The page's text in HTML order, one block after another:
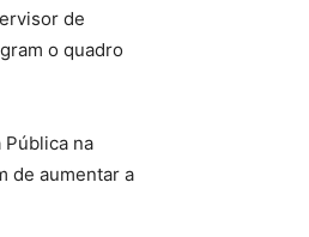
de
o quadro
na
de aumentar a